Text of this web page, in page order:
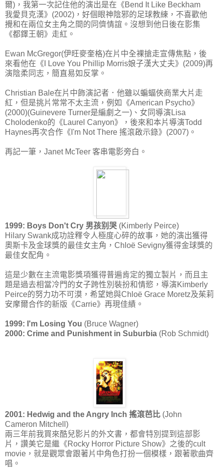
爾)，我第一次記住他的演出是在《Bend It Like Beckham
我愛貝克漢》(2002)，好個眼神陰邪的足球教練，不喜歡他
攪和在兩位女主角之間的同儕情誼。沒想到他日後在影集
《都鐸王朝》走紅。
Ewan McGregor(伊旺麥奎格)在片中全裸搶走宣傳焦點，後
來看他在《I Love You Phillip Morris娘子漢大丈夫》(2009)再
演陰柔同志，簡直易如反掌。
Christian Bale在片中飾演記者．他雖以蝙蝠俠商業大片走
紅，但是挑片常常不太主流，例如《American Psycho》
(2000)(Guinevere Turner是編劇之一)、女同導演Lisa
Cholodenko的《Laurel Canyon》，後來和本片導演Todd
Haynes再次合作《I'm Not There 搖滾啟示錄》(2007)。
再記一筆，Janet McTeer 客串電影旁白。
1999: Boys Don't Cry 男孩别哭 (Kimberly Peirce)
Hilary Swank成功詮釋令人極度心碎的故事，她的演出獲得
奧斯卡及金球獎的最佳女主角，Chloë Sevigny獲得金球獎的
最佳女配角。
這是少數在主流電影獎項獲得普遍肯定的獨立製片，而且主
題是過去相當冷門的女子跨性別裝扮和情慾，導演Kimberly
Peirce的努力功不可漠，希望她與Chloë Grace Moretz及茱莉
安摩爾合作的新版《Carrie》再現佳績。
1999: I'm Losing You (Bruce Wagner)
2000: Crime and Punishment in Suburbia (Rob Schmidt)
2001: Hedwig and the Angry Inch 搖滾芭比 (John
Cameron Mitchell)
兩三年前我買來酷兒影片的外文書，都會特別提到這部影
片，讚美它是繼《Rocky Horror Picture Show》之後的cult
movie，就是觀眾會跟著片中角色打扮一個模樣，跟著歌曲齊
唱。